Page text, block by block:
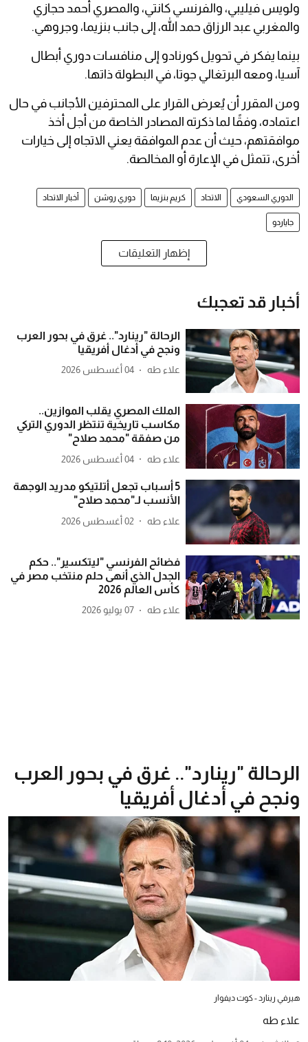
ولويس فيليبي، والفرنسي كانتي، والمصري أحمد حجازي
والمغربي عبد الرزاق حمد الله، إلى جانب بنزيما، وجروهي.
بينما يفكر في تحويل كورنادو إلى منافسات دوري أبطال
آسيا، ومعه البرتغالي جوتا، في البطولة ذاتها.
ومن المقرر أن يُعرض القرار على المحترفين الأجانب في حال
اعتماده، وفقًا لما ذكرته المصادر الخاصة من أجل أخذ
موافقتهم، حيث أن عدم الموافقة يعني الاتجاه إلى خيارات
أخرى، تتمثل في الإعارة أو المخالصة.
الدوري السعودي الاتحاد كريم بنزيما دوري روشن أخبار الاتحاد
جاياردو
إظهار التعليقات
أخبار قد تعجبك
الرحالة "رينارد".. غرق في بحور العرب
ونجح في أدغال أفريقيا
علاء طه 04 أغسطس 2026
الملك المصري يقلب الموازين..
مكاسب تاريخية تنتظر الدوري التركي
من صفقة "محمد صلاح"
علاء طه 04 أغسطس 2026
5 أسباب تجعل أتلتيكو مدريد الوجهة
الأنسب لـ"محمد صلاح"
علاء طه 02 أغسطس 2026
فضائح الفرنسي "ليتكسير".. حكم
الجدل الذي أنهى حلم منتخب مصر في
كأس العالم 2026
علاء طه 07 يوليو 2026
الرحالة "رينارد".. غرق في بحور العرب
ونجح في أدغال أفريقيا
هيرفي رينارد - كوت ديفوار
علاء طه